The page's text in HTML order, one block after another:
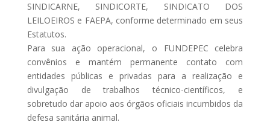
SINDICARNE, SINDICORTE, SINDICATO DOS
LEILOEIROS e FAEPA, conforme determinado em seus
Estatutos.
Para sua ação operacional, o FUNDEPEC celebra
convênios e mantém permanente contato com
entidades públicas e privadas para a realização e
divulgação de trabalhos técnico-científicos, e
sobretudo dar apoio aos órgãos oficiais incumbidos da
defesa sanitária animal.